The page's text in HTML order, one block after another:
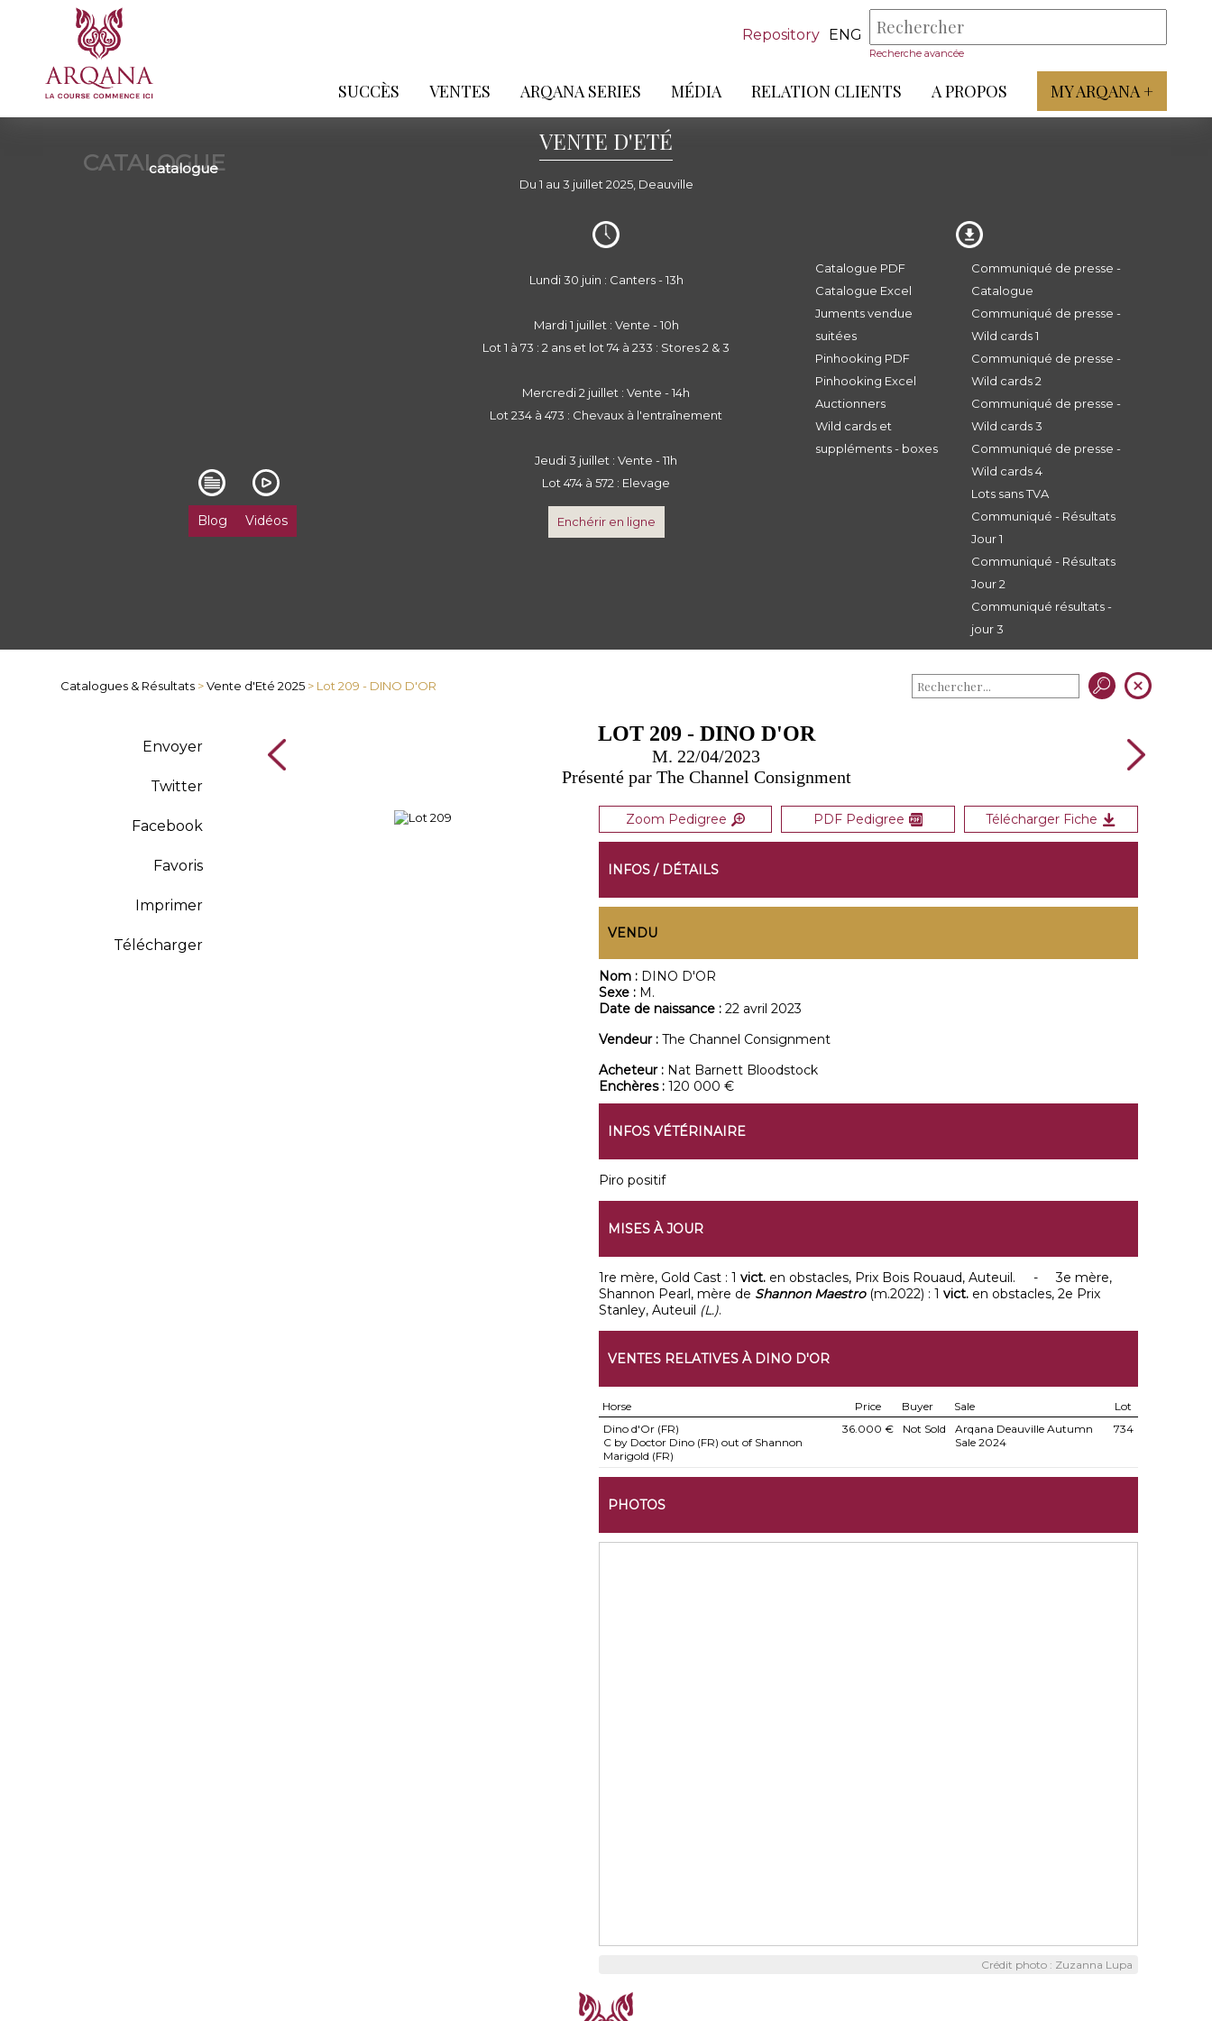
Repository ENG
Recherche avancée
SUCCÈS VENTES ARQANA SERIES MÉDIA RELATION CLIENTS A PROPOS MY ARQANA +
CATALOGUE
catalogue
VENTE D'ETÉ
Du 1 au 3 juillet 2025, Deauville
Blog Vidéos
Lundi 30 juin : Canters - 13h
Mardi 1 juillet : Vente - 10h
Lot 1 à 73 : 2 ans et lot 74 à 233 : Stores 2 & 3
Mercredi 2 juillet : Vente - 14h
Lot 234 à 473 : Chevaux à l'entraînement
Jeudi 3 juillet : Vente - 11h
Lot 474 à 572 : Elevage
Enchérir en ligne
Catalogue PDF
Catalogue Excel
Juments vendue
suitées
Pinhooking PDF
Pinhooking Excel
Auctionners
Wild cards et
suppléments - boxes
Communiqué de presse -
Catalogue
Communiqué de presse -
Wild cards 1
Communiqué de presse -
Wild cards 2
Communiqué de presse -
Wild cards 3
Communiqué de presse -
Wild cards 4
Lots sans TVA
Communiqué - Résultats
Jour 1
Communiqué - Résultats
Jour 2
Communiqué résultats -
jour 3
Catalogues & Résultats >Vente d'Eté 2025 > Lot 209 - DINO D'OR
Envoyer
Twitter
Facebook
Favoris
Imprimer
Télécharger
LOT 209 - DINO D'OR
M. 22/04/2023
Présenté par The Channel Consignment
Zoom Pedigree PDF Pedigree Télécharger Fiche
INFOS / DÉTAILS
VENDU
Nom : DINO D'OR
Sexe : M.
Date de naissance : 22 avril 2023
Vendeur : The Channel Consignment
Acheteur : Nat Barnett Bloodstock
Enchères : 120 000 €
INFOS VÉTÉRINAIRE
Piro positif
MISES À JOUR
1re mère, Gold Cast : 1 vict. en obstacles, Prix Bois Rouaud, Auteuil. - 3e mère,
Shannon Pearl, mère de Shannon Maestro(m.2022) : 1 vict. en obstacles, 2e Prix
Stanley, Auteuil (L.).
VENTES RELATIVES À DINO D'OR
Horse Price Buyer Sale
Lot
Dino d'Or (FR)
C by Doctor Dino (FR) out of Shannon
Marigold (FR)
36.000 € Not Sold
Arqana Deauville Autumn
Sale 2024
734
PHOTOS
Crédit photo : Zuzanna Lupa